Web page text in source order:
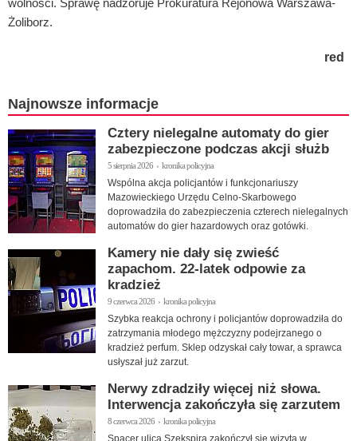
Żoliborz.
red
Najnowsze informacje
Cztery nielegalne automaty do gier
zabezpieczone podczas akcji służb
5 sierpnia 2026 › kronika policyjna
Wspólna akcja policjantów i funkcjonariuszy
Mazowieckiego Urzędu Celno-Skarbowego
doprowadziła do zabezpieczenia czterech nielegalnych
automatów do gier hazardowych oraz gotówki.
Kamery nie dały się zwieść
zapachom. 22-latek odpowie za
kradzież
9 czerwca 2026 › kronika policyjna
Szybka reakcja ochrony i policjantów doprowadziła do
zatrzymania młodego mężczyzny podejrzanego o
kradzież perfum. Sklep odzyskał cały towar, a sprawca
usłyszał już zarzut.
Nerwy zdradziły więcej niż słowa.
Interwencja zakończyła się zarzutem
8 czerwca 2026 › kronika policyjna
Spacer ulicą Szekspira zakończył się wizytą w